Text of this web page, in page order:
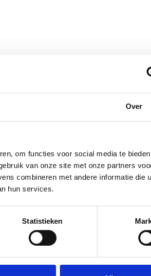
Over
om functies voor social media te
van onze site met onze partners
combineren met andere informatie die
hun services.
Statistieken